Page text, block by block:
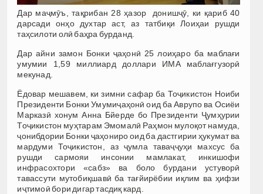
Дар маҷмӯъ, тақрибан 28 ҳазор донишҷӯ, ки қариб 40
дарсади онҳо духтар аст, аз татбиқи Лоиҳаи рушди
таҳсилоти олӣ баҳра бурданд.
Дар айни замон Бонки ҷаҳонӣ 25 лоиҳаро ба маблағи
умумии 1,59 миллиард доллари ИМА маблағгузорӣ
мекунад.
Ёдовар мешавем, ки зимни сафар ба Тоҷикистон Ноиби
Президенти Бонки Умумиҷаҳонӣ оид ба Аврупо ва Осиёи
Марказӣ хонум Анна Бйерде бо Президенти Ҷумҳурии
Тоҷикистон муҳтарам Эмомалӣ Раҳмон мулоқот намуда,
ҷонибдории Бонки ҷаҳониро оид ба дастгирии ҳукумат ва
мардуми Тоҷикистон, аз ҷумла таваҷҷуҳи махсус ба
рушди сармояи инсонии мамлакат, инкишофи
инфрасохтори «сабз» ва боло бурдани устуворӣ
тавассути мутобиқшавӣ ба тағйирёбии иқлим ва ҳифзи
иҷтимоӣ бори дигар тасдиқ кард.